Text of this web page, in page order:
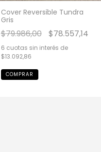
Cover Reversible Tundra
Gris
$79.986,00 $78.557,14
6 cuotas sin interés de
$13.092,86
COMPRAR